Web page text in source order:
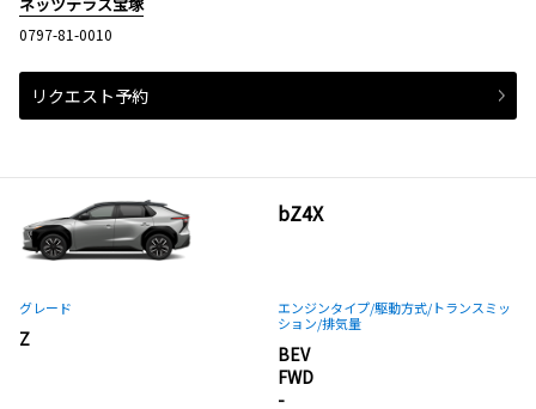
0797-81-0010
リクエスト予約
bZ4X
グレード
Z
エンジンタイプ/駆動方式/トランスミッ
ション/排気量
BEV
FWD
-